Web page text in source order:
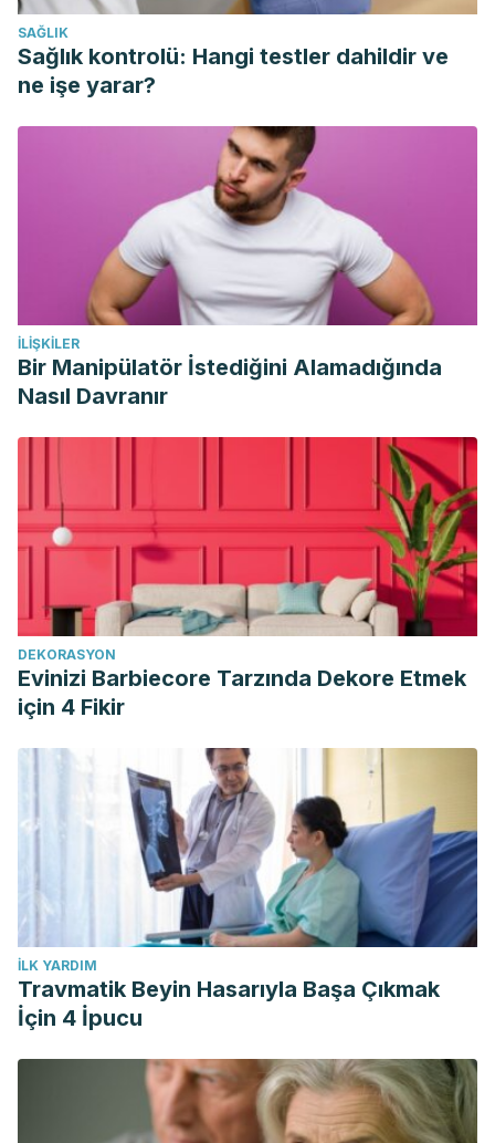
SAĞLIK
Sağlık kontrolü: Hangi testler dahildir ve
ne işe yarar?
İLIŞKILER
Bir Manipülatör İstediğini Alamadığında
Nasıl Davranır
DEKORASYON
Evinizi Barbiecore Tarzında Dekore Etmek
için 4 Fikir
İLK YARDIM
Travmatik Beyin Hasarıyla Başa Çıkmak
İçin 4 İpucu